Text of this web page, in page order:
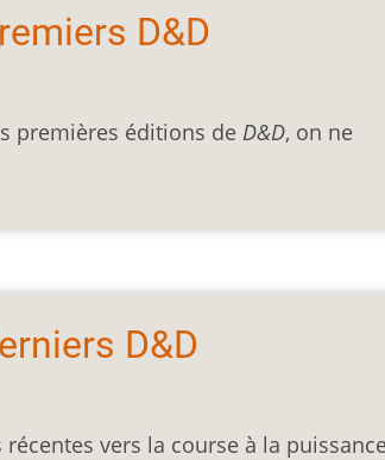
D&D
premières éditions de D&D, on ne
D&D
vers la course à la